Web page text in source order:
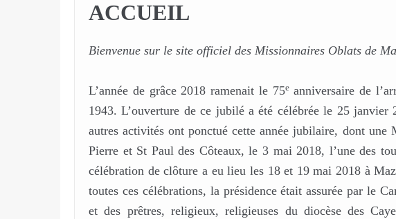
ACCUEIL
Bienvenue sur le site officiel des Missionnaires Oblats de
L’année de grâce 2018 ramenait le 75eanniversaire de
1943. L’ouverture de ce jubilé a été célébrée le 25 janvier
autres activités ont ponctué cette année jubilaire, dont une
Pierre et St Paul des Côteaux, le 3 mai 2018, l’une des
célébration de clôture a eu lieu les 18 et 19 mai 2018 à
toutes ces célébrations, la présidence était assurée par le
et des prêtres, religieux, religieuses du diocèse des